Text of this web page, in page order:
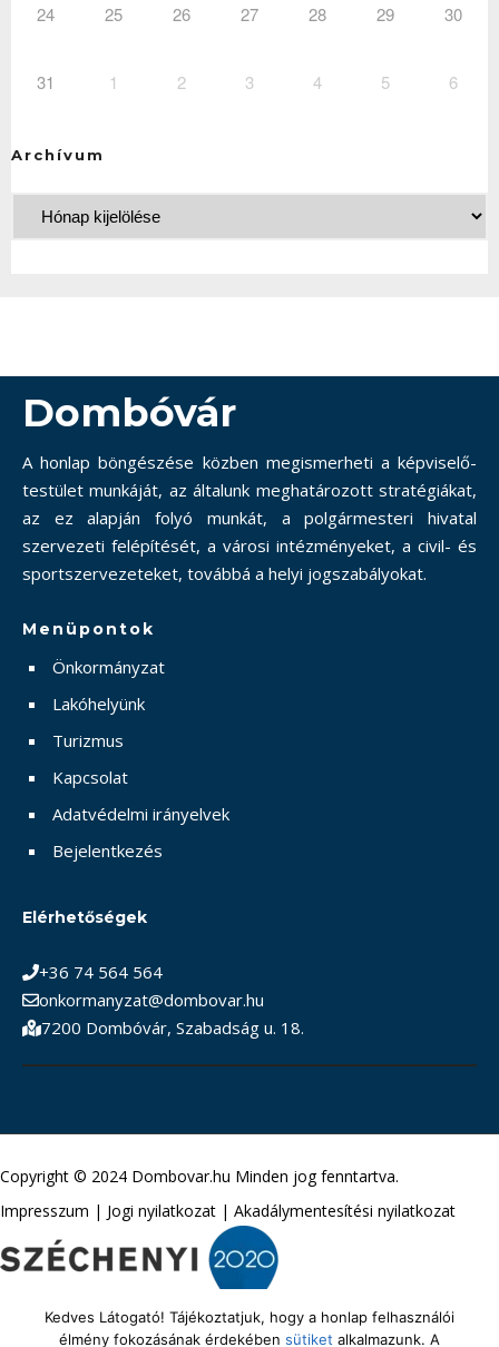
24 25 26 27 28 29 30
31 1 2 3 4 5 6
Archívum
Dombóvár
A honlap böngészése közben megismerheti a képviselő-
testület munkáját, az általunk meghatározott stratégiákat,
az ez alapján folyó munkát, a polgármesteri hivatal
szervezeti felépítését, a városi intézményeket, a civil- és
sportszervezeteket, továbbá a helyi jogszabályokat.
Menüpontok
Önkormányzat
Lakóhelyünk
Turizmus
Kapcsolat
Adatvédelmi irányelvek
Bejelentkezés
Elérhetőségek
+36 74 564 564
onkormanyzat@dombovar.hu
7200 Dombóvár, Szabadság u. 18.
Copyright © 2024 Dombovar.hu Minden jog fenntartva.
Impresszum | Jogi nyilatkozat | Akadálymentesítési nyilatkozat
Kedves Látogató! Tájékoztatjuk, hogy a honlap felhasználói
élmény fokozásának érdekében sütiket alkalmazunk. A